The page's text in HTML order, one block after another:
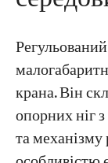
крана. Він
опорних ніг
та